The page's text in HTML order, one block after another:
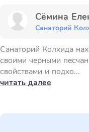
Сёмина
Санаторий
Санаторий Колхида
своими черными
свойствами и подхо...
читать далее